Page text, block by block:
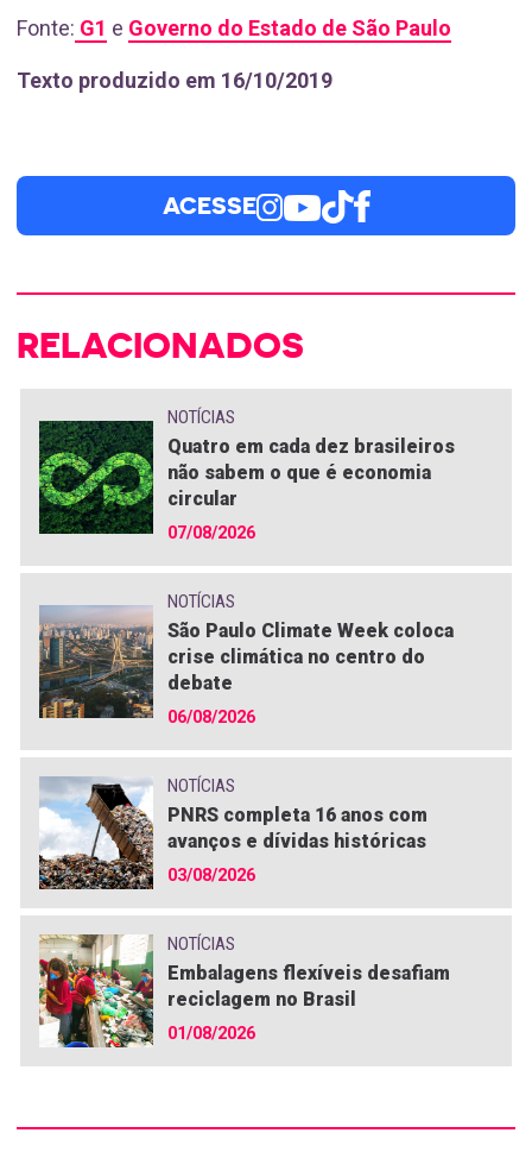
Fonte: G1 e Governo do Estado de São Paulo
Texto produzido em 16/10/2019
ACESSE
RELACIONADOS
NOTÍCIAS
Quatro em cada dez brasileiros
não sabem o que é economia
circular
07/08/2026
NOTÍCIAS
São Paulo Climate Week coloca
crise climática no centro do
debate
06/08/2026
NOTÍCIAS
PNRS completa 16 anos com
avanços e dívidas históricas
03/08/2026
NOTÍCIAS
Embalagens flexíveis desafiam
reciclagem no Brasil
01/08/2026